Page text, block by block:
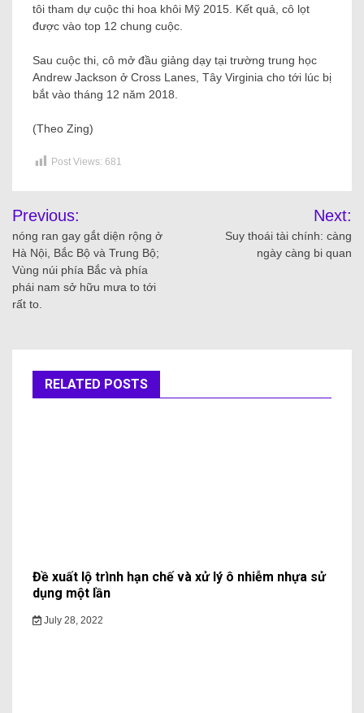
tôi tham dự cuộc thi hoa khôi Mỹ 2015. Kết quả, cô lọt
được vào top 12 chung cuộc.
Sau cuộc thi, cô mở đầu giảng dạy tại trường trung học
Andrew Jackson ở Cross Lanes, Tây Virginia cho tới lúc bị
bắt vào tháng 12 năm 2018.
(Theo Zing)
Post Views: 681
Previous:
nóng ran gay gắt diện rộng ở
Hà Nội, Bắc Bộ và Trung Bộ;
Vùng núi phía Bắc và phía
phái nam sở hữu mưa to tới
rất to.
Next:
Suy thoái tài chính: càng
ngày càng bi quan
RELATED POSTS
Đề xuất lộ trình hạn chế và xử lý ô nhiễm nhựa sử
dụng một lần
July 28, 2022